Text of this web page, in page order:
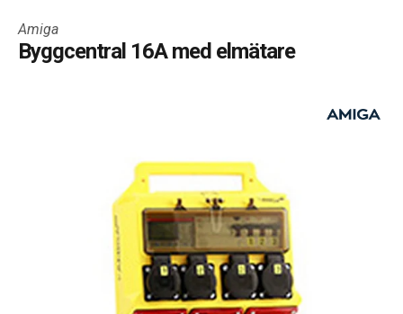
Amiga
Byggcentral 16A med elmätare